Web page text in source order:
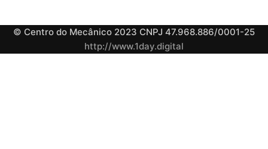
© Centro do Mecânico 2023 CNPJ 47.968.886/0001-25
http://www.1day.digital